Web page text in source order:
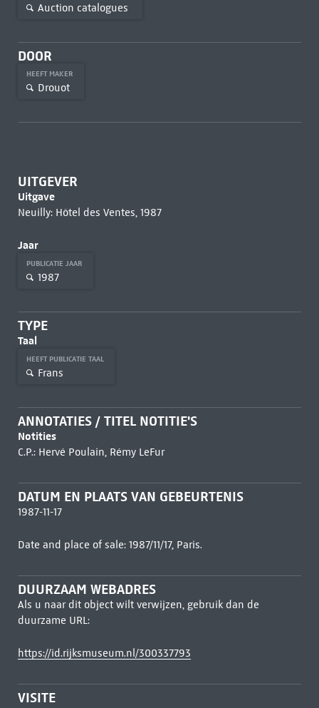
Auction catalogues
DOOR
HEEFT MAKER
Drouot
UITGEVER
Uitgave
Neuilly: Hôtel des Ventes, 1987
Jaar
PUBLICATIE JAAR
1987
TYPE
Taal
HEEFT PUBLICATIE TAAL
Frans
ANNOTATIES / TITEL NOTITIE'S
Notities
C.P.: Hervé Poulain, Rémy LeFur
DATUM EN PLAATS VAN GEBEURTENIS
1987-11-17
Date and place of sale: 1987/11/17, Paris.
DUURZAAM WEBADRES
Als u naar dit object wilt verwijzen, gebruik dan de
duurzame URL:
https://id.rijksmuseum.nl/300337793
VISITE